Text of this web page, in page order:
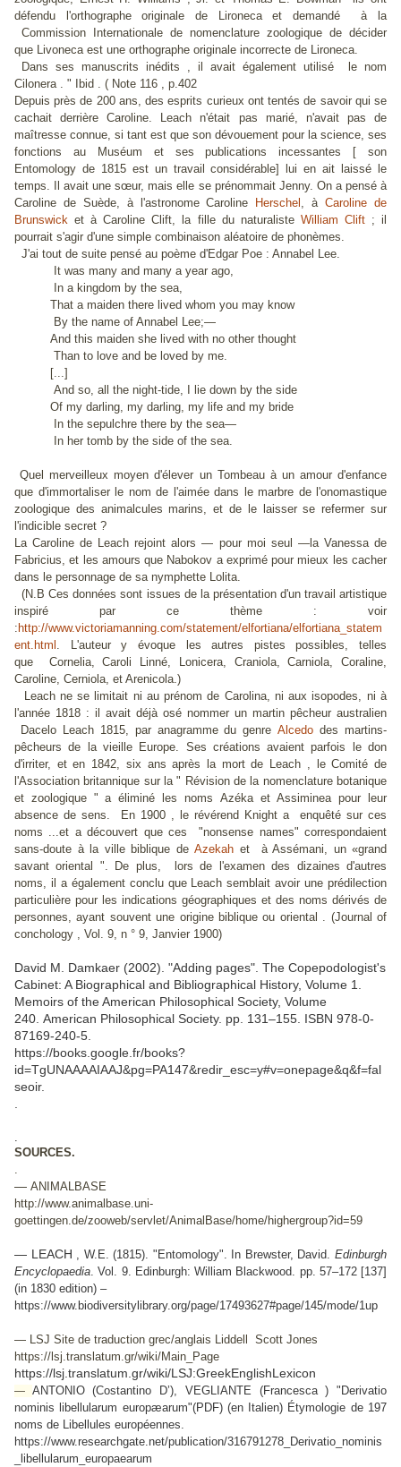
défendu l'orthographe originale de Lironeca et demandé à la
Commission Internationale de nomenclature zoologique de décider
que Livonecaest une orthographe originale incorrecte de Lironeca.
Dans ses manuscrits inédits , il avait également utilisé le nom
Cilonera . " Ibid . ( Note 116 , p.402
Depuis près de 200 ans, des esprits curieux ont tentés de savoir qui se
cachait derrière Caroline. Leach n'était pas marié, n'avait pas de
maîtresse connue, si tant est que son dévouement pour la science, ses
fonctions au Muséum et ses publications incessantes [ son
Entomology de 1815 est un travail considérable] lui en ait laissé le
temps. Il avait une sœur, mais elle se prénommait Jenny. On a pensé à
Caroline de Suède, à l'astronome Caroline
Herschel , àCaroline de
Brunswick et à Caroline Clift, la fille du naturaliste William Clift; il
pourrait s'agir d'une simple combinaison aléatoire de phonèmes.
J'ai tout de suite pensé au poème d'Edgar Poe : Annabel Lee.
It was many and many a year ago,
In a kingdom by the sea,
That a maiden there lived whom you may know
By the name of Annabel Lee;—
And this maiden she lived with no other thought
Than to love and be loved by me.
[...]
And so, all the night-tide, I lie down by the side
Of my darling, my darling, my life and my bride
In the sepulchre there by the sea—
In her tomb by the side of the sea.
Quel merveilleux moyen d'élever un Tombeau à un amour d'enfance
que d'immortaliser le nom de l'aimée dans le marbre de l'onomastique
zoologique des animalcules marins, et de le laisser se refermer sur
l'indicible secret ?
La Caroline de Leach rejoint alors — pour moi seul —la Vanessa de
Fabricius, et les amours que Nabokov a exprimé pour mieux les cacher
dans le personnage de sa nymphette Lolita.
(N.B Ces données sont issues de la présentation d'un travail artistique
inspiré par ce thème : voir
: http://www.victoriamanning.com/statement/elfortiana/elfortiana_statem
ent.html . L'auteur y évoque les autres pistes possibles, telles
que Cornelia, Caroli Linné, Lonicera, Craniola, Carniola, Coraline,
Caroline, Cerniola, et Arenicola.)
Leach ne se limitait ni au prénom de Carolina, ni aux isopodes, ni à
l'année 1818 : il avait déjà osé nommer un martin pêcheur australien
DaceloLeach 1815, par anagramme du genreAlcedo des martins-
pêcheurs de la vieille Europe. Ses créations avaient parfois le don
d'irriter, et en 1842, six ans après la mort de Leach , le Comité de
l'Association britannique sur la " Révision de la nomenclature botanique
et zoologique " a éliminé les noms AzékaetAssimineapour leur
absence de sens. En 1900 , le révérend Knight a enquêté sur ces
noms ...et a découvert que ces "nonsense names" correspondaient
sans-doute à la ville biblique de Azekah et à Assémani, un «grand
savant oriental ". De plus, lors de l'examen des dizaines d'autres
noms, il a également conclu que Leach semblait avoir une prédilection
particulière pour les indications géographiques et des noms dérivés de
personnes, ayant souvent une origine biblique ou oriental . (Journal of
conchology , Vol. 9, n ° 9, Janvier 1900)
David M. Damkaer (2002). "Adding pages". The Copepodologist's
Cabinet: A Biographical and Bibliographical History, Volume 1.
Memoirs of the American Philosophical Society, Volume
240. American Philosophical Society. pp. 131–155. ISBN 978-0-
87169-240-5.
https://books.google.fr/books?
id=TgUNAAAAIAAJ&pg=PA147&redir_esc=y#v=onepage&q&f=fal
seoir.
.
SOURCES.
.
— ANIMALBASE
http://www.animalbase.uni-
goettingen.de/zooweb/servlet/AnimalBase/home/highergroup?id=59
— LEACH , W.E. (1815). "Entomology". In Brewster, David. Edinburgh
Encyclopaedia. Vol. 9. Edinburgh: William Blackwood. pp. 57–172 [137]
(in 1830 edition) –
https://www.biodiversitylibrary.org/page/17493627#page/145/mode/1up
— LSJ Site de traduction grec/anglais Liddell Scott Jones
https://lsj.translatum.gr/wiki/Main_Page
https://lsj.translatum.gr/wiki/LSJ:GreekEnglishLexicon
— ANTONIO (Costantino D’), VEGLIANTE (Francesca ) "Derivatio
nominis libellularum europæarum"(PDF) (en Italien) Étymologie de 197
noms de Libellules européennes.
https://www.researchgate.net/publication/316791278_Derivatio_nominis
_libellularum_europaearum